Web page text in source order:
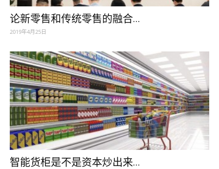
论新零售和传统零售的融合...
2019年4月25日
智能货柜是不是资本炒出来...